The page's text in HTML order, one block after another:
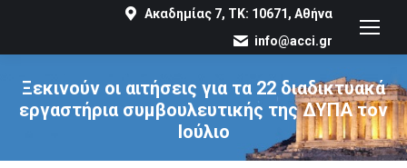
Ακαδημίας 7, ΤΚ: 10671, Αθήνα
info@acci.gr
Ξεκινούν οι αιτήσεις για τα 22 διαδικτυακά
εργαστήρια συμβουλευτικής της ΔΥΠΑ τον
Ιούλιο
You are here: